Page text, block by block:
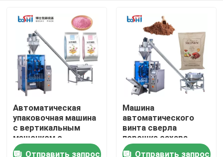
Дома
О Компании
Контакты
Автоматическая
упаковочная машина
с вертикальным
мешочком с
наполнителем
Отправить запрос
Машина
автоматического
винта сверла
порошка сахара
порошка еды
Отправить запрос